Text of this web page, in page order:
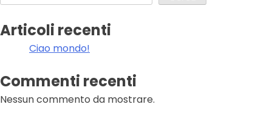
Articoli recenti
Ciao mondo!
Commenti recenti
Nessun commento da mostrare.